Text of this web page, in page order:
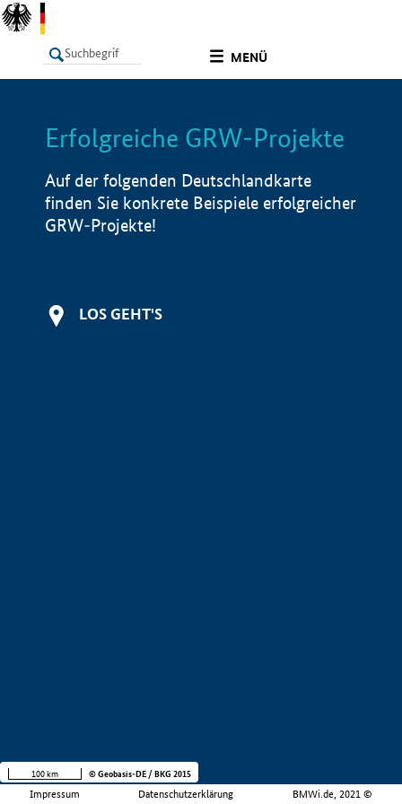
MENÜ
LISTE Info
Erfolgreiche GRW-Projekte
Auf der folgenden Deutschlandkarte
finden Sie konkrete Beispiele erfolgreicher
GRW-Projekte!
LOS GEHT'S
Impressum Datenschutzerklärung BMWi.de, 2021 ©
100 km © Geobasis-DE / BKG 2015